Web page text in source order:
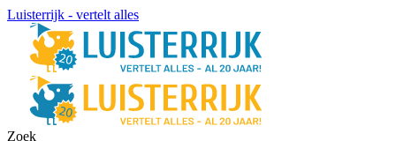
Luisterrijk - vertelt alles
Zoek